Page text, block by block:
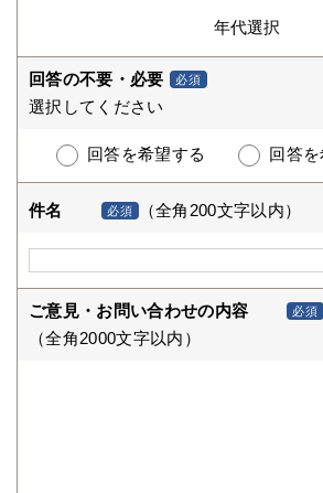
回答の不要・必要 必須
選択してください
回答を希望する 回答
件名 必須 （全角200文字以内）
ご意見・お問い合わせの内容 必須
（全角2000文字以内）